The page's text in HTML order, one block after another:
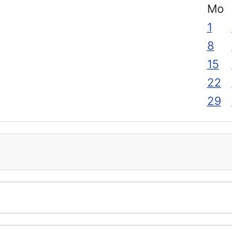
Mo
1
8
15
22
29